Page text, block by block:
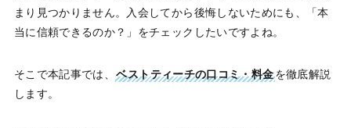
まり見つかりません。入会してから後悔しないためにも、「本
当に信頼できるのか？」をチェックしたいですよね。
そこで本記事では、ベストティーチの口コミ・料金を徹底解説
します。